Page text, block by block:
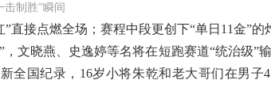
制胜”瞬间
直接点燃全场；赛程中段更创下“单日11金”的
文晓燕、史逸婷等名将在短跑赛道“统治级”
全国纪录，16岁小将朱乾和老大哥们在男子